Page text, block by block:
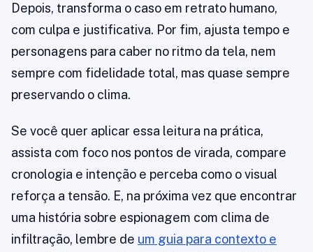
Depois, transforma o caso em retrato humano,
com culpa e justificativa. Por fim, ajusta tempo e
personagens para caber no ritmo da tela, nem
sempre com fidelidade total, mas quase sempre
preservando o clima.
Se você quer aplicar essa leitura na prática,
assista com foco nos pontos de virada, compare
cronologia e intenção e perceba como o visual
reforça a tensão. E, na próxima vez que encontrar
uma história sobre espionagem com clima de
infiltração, lembre de um guia para contexto e